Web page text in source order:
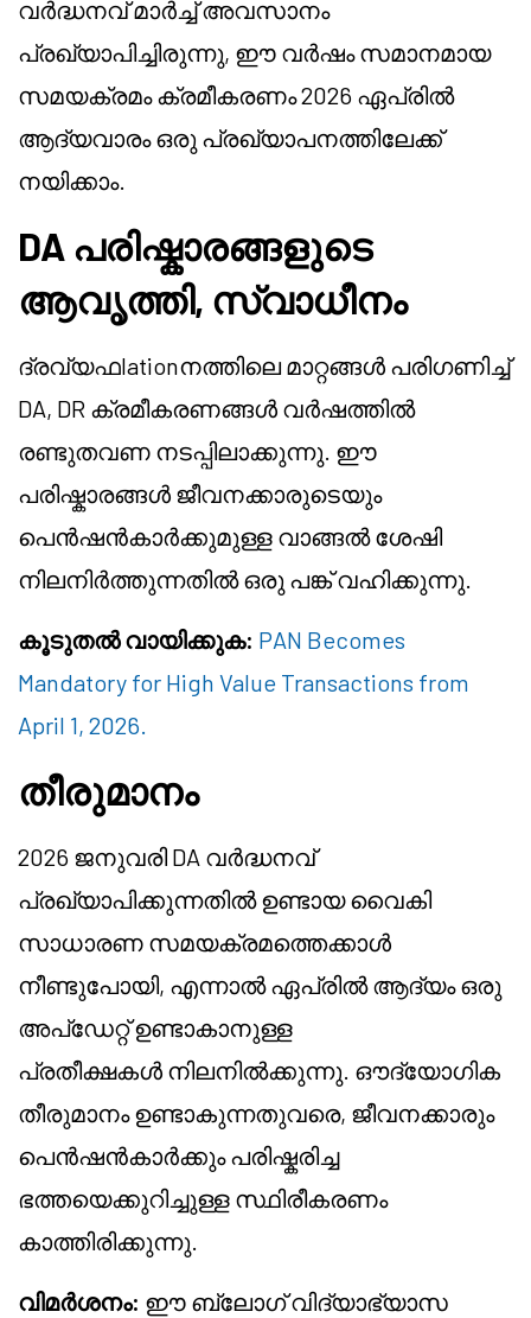
വർദ്ധനവ് മാർച്ച് അവസാനം
പ്രഖ്യാപിച്ചിരുന്നു, ഈ വർഷം സമാനമായ
സമയക്രമം ക്രമീകരണം 2026 ഏപ്രിൽ
ആദ്യവാരം ഒരു പ്രഖ്യാപനത്തിലേക്ക്
നയിക്കാം.
DA പരിഷ്കാരങ്ങളുടെ
ആവൃത്തി, സ്വാധീനം
ദ്രവ്യഫlationനത്തിലെ മാറ്റങ്ങൾ പരിഗണിച്ച്
DA, DR ക്രമീകരണങ്ങൾ വർഷത്തിൽ
രണ്ടുതവണ നടപ്പിലാക്കുന്നു. ഈ
പരിഷ്കാരങ്ങൾ ജീവനക്കാരുടെയും
പെൻഷൻകാർക്കുമുള്ള വാങ്ങൽ ശേഷി
നിലനിർത്തുന്നതിൽ ഒരു പങ്ക് വഹിക്കുന്നു.
കൂടുതൽ വായിക്കുക: PAN Becomes
Mandatory for High Value Transactions from
April 1, 2026.
തീരുമാനം
2026 ജനുവരി DA വർദ്ധനവ്
പ്രഖ്യാപിക്കുന്നതിൽ ഉണ്ടായ വൈകി
സാധാരണ സമയക്രമത്തെക്കാൾ
നീണ്ടുപോയി, എന്നാൽ ഏപ്രിൽ ആദ്യം ഒരു
അപ്ഡേറ്റ് ഉണ്ടാകാനുള്ള
പ്രതീക്ഷകൾ നിലനിൽക്കുന്നു. ഔദ്യോഗിക
തീരുമാനം ഉണ്ടാകുന്നതുവരെ, ജീവനക്കാരും
പെൻഷൻകാർക്കും പരിഷ്കരിച്ച
ഭത്തയെക്കുറിച്ചുള്ള സ്ഥിരീകരണം
കാത്തിരിക്കുന്നു.
വിമർശനം: ഈ ബ്ലോഗ് വിദ്യാഭ്യാസ